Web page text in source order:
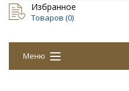
Избранное
Товаров (0)
Меню